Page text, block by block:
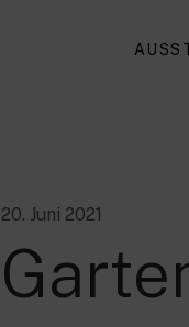
20. Juni 2021